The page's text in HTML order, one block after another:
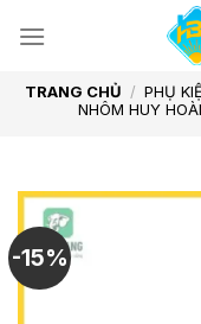
TRANG CHỦ / PHỤ
NHÔM HUY
-15%